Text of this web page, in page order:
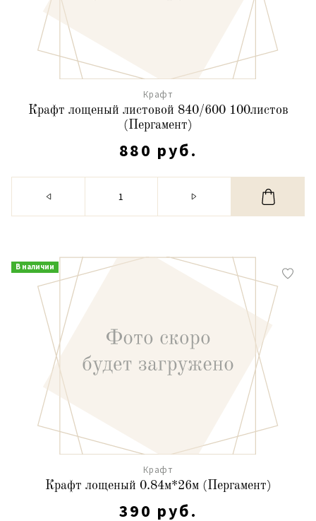
Крафт
Крафт лощеный листовой 840/600 100листов
(Пергамент)
880 руб.
В наличии
Крафт
Крафт лощеный 0.84м*26м (Пергамент)
390 руб.